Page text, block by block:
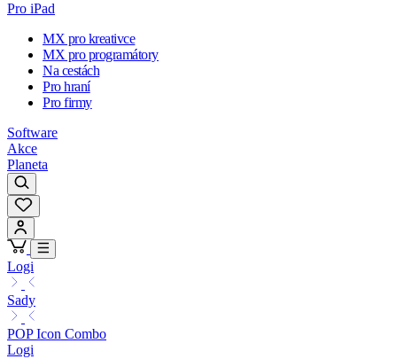
Pro iPad
MX pro kreativce
MX pro programátory
Na cestách
Pro hraní
Pro firmy
Software
Akce
Planeta
Logi
Sady
POP Icon Combo
Logi